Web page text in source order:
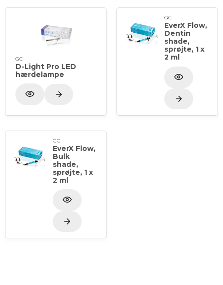
GC
D-Light Pro LED
hærdelampe
GC
EverX Flow,
Dentin
shade,
sprøjte, 1 x
2 ml
GC
EverX Flow,
Bulk
shade,
sprøjte, 1 x
2 ml